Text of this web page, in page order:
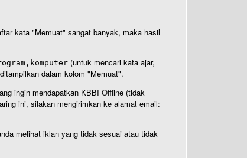
kata "Memuat" sangat banyak, maka hasil
(untuk mencari kata ajar,
dalam kolom "Memuat".
ingin mendapatkan KBBI Offline (tidak
ini, silakan mengirimkan ke alamat email:
melihat iklan yang tidak sesuai atau tidak